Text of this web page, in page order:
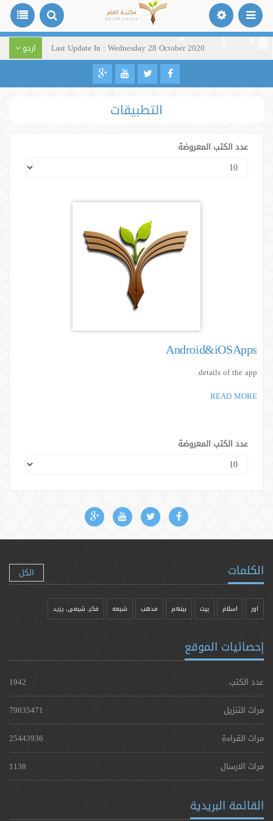
Last Update In : Wednesday 28 October 2020 اردو
التطبيقات
عدد الكتب المعروضة
Android&iOSApps
details of the app.
READ MORE
عدد الكتب المعروضة
الكلمات الكل
اور اسلام بیت بينهم مذهب شيعه فکر، شیعی، یزيد
إحصائيات الموقع
عدد الكتب
1942
مرات التنزيل
79835471
مرات القراءة
25443936
مرات الارسال
1138
القائمة البريدية